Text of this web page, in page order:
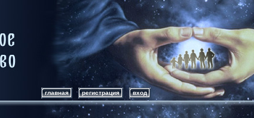
главная регистрация вход